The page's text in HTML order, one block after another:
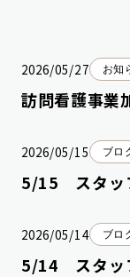
2026/05/27 お知
訪問看護事業
2026/05/15 ブロ
5/15 スタッ
2026/05/14 ブロ
5/14 スタッ